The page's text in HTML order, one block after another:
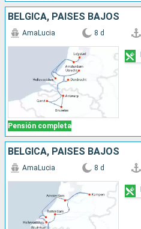
BÉLGICA, PAISES BAJOS
Pensión completa
AmaLucia 8 d
BÉLGICA, PAISES BAJOS
AmaLucia 8 d